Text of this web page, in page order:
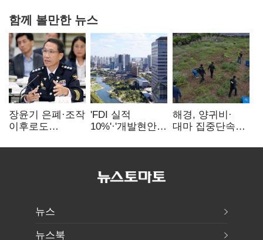
함께 볼만한 뉴스
장윤기 은폐·조작
이후로도
내부비위…경찰
'FDI 실적
10%'·'개발현안
인천경제청장
해경, 양귀비·
대마 집중단속…
249명 검거
뉴스
뉴스북